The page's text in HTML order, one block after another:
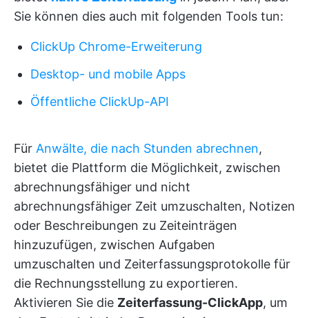
Sie können dies auch mit folgenden Tools tun:
ClickUp Chrome-Erweiterung
Desktop- und mobile Apps
Öffentliche ClickUp-API
Für Anwälte, die nach Stunden abrechnen,
bietet die Plattform die Möglichkeit, zwischen
abrechnungsfähiger und nicht
abrechnungsfähiger Zeit umzuschalten, Notizen
oder Beschreibungen zu Zeiteinträgen
hinzuzufügen, zwischen Aufgaben
umzuschalten und Zeiterfassungsprotokolle für
die Rechnungsstellung zu exportieren.
Aktivieren Sie die Zeiterfassung-ClickApp, um